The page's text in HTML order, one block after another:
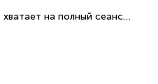
на полный сеанс
подзарядки
1 до 3